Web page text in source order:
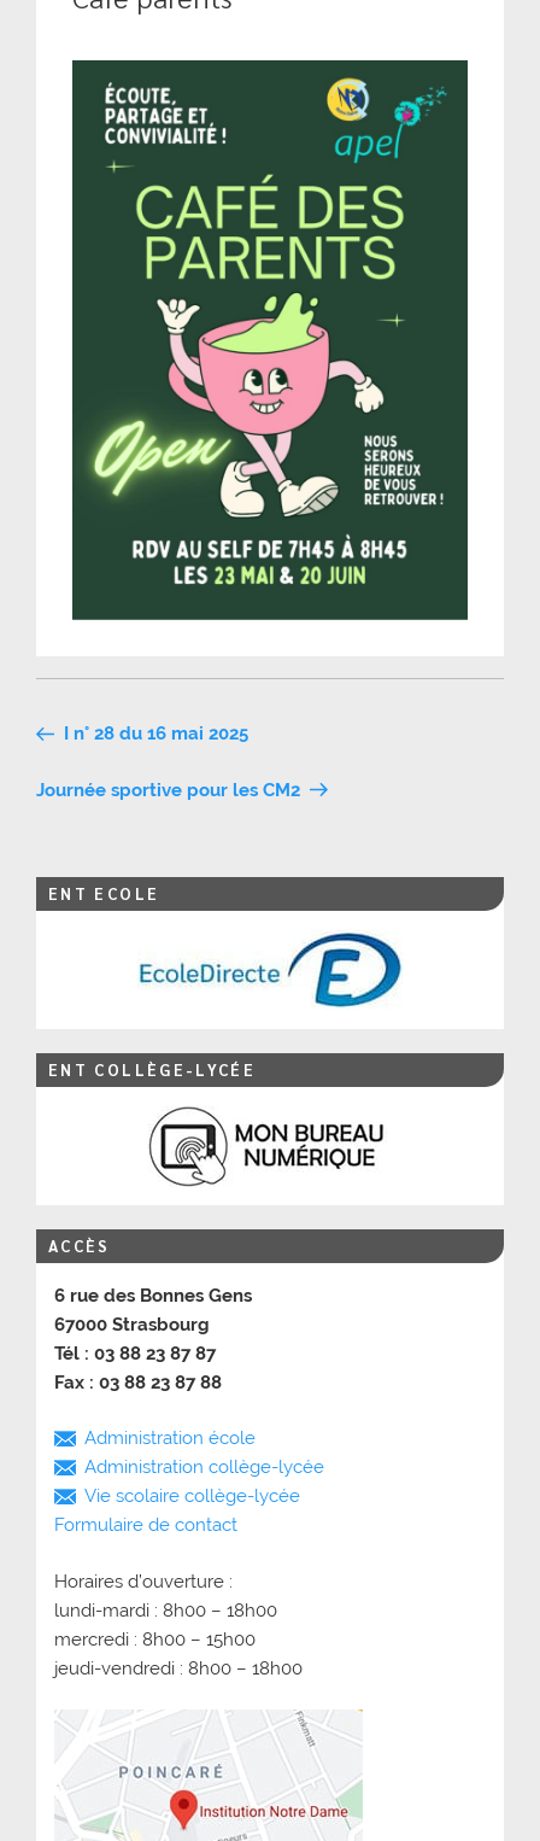
Navigation
de
I n° 28 du 16 mai 2025
Journée sportive pour les CM2
ENT ECOLE
ENT COLLÈGE-LYCÉE
ACCÈS
6 rue des Bonnes Gens
67000 Strasbourg
Tél : 03 88 23 87 87
Fax : 03 88 23 87 88
Administration école
Administration collège-lycée
Vie scolaire collège-lycée
Formulaire de contact
Horaires d’ouverture :
lundi-mardi : 8h00 – 18h00
mercredi : 8h00 – 15h00
jeudi-vendredi : 8h00 – 18h00